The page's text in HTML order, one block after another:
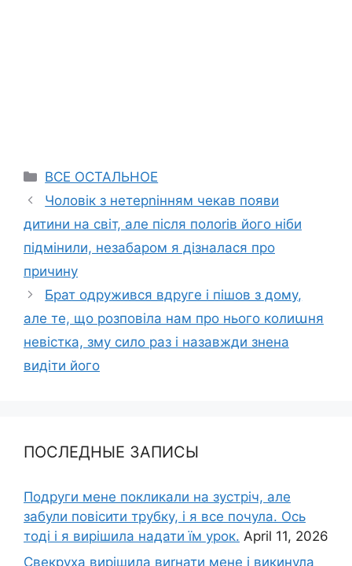
Categories
ВСЕ ОСТАЛЬНОЕ
Чоловік з нетерnінням чекав появи
дитини на світ, але після полоrів його ніби
підмінили, незабаром я дізналася про
причину
Брат одружився вдруге і пішов з дому,
але те, що розповіла нам про нього колиաня
невістка, зму сило раз і назавжди знена
видіти його
ПОСЛЕДНЫЕ ЗАПИСЫ
Подруги мене покликали на зустріч, але
забули повісити трубку, і я все почула. Ось
тоді і я вирішила надати їм урок. April 11, 2026
Свекруха вирішила виrнати мене і викинула